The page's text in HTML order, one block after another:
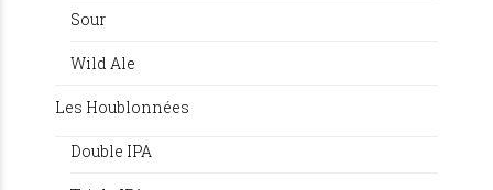
Sour
Wild Ale
Les Houblonnées
Double IPA